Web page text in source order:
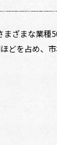
ざまな業種
を占め、